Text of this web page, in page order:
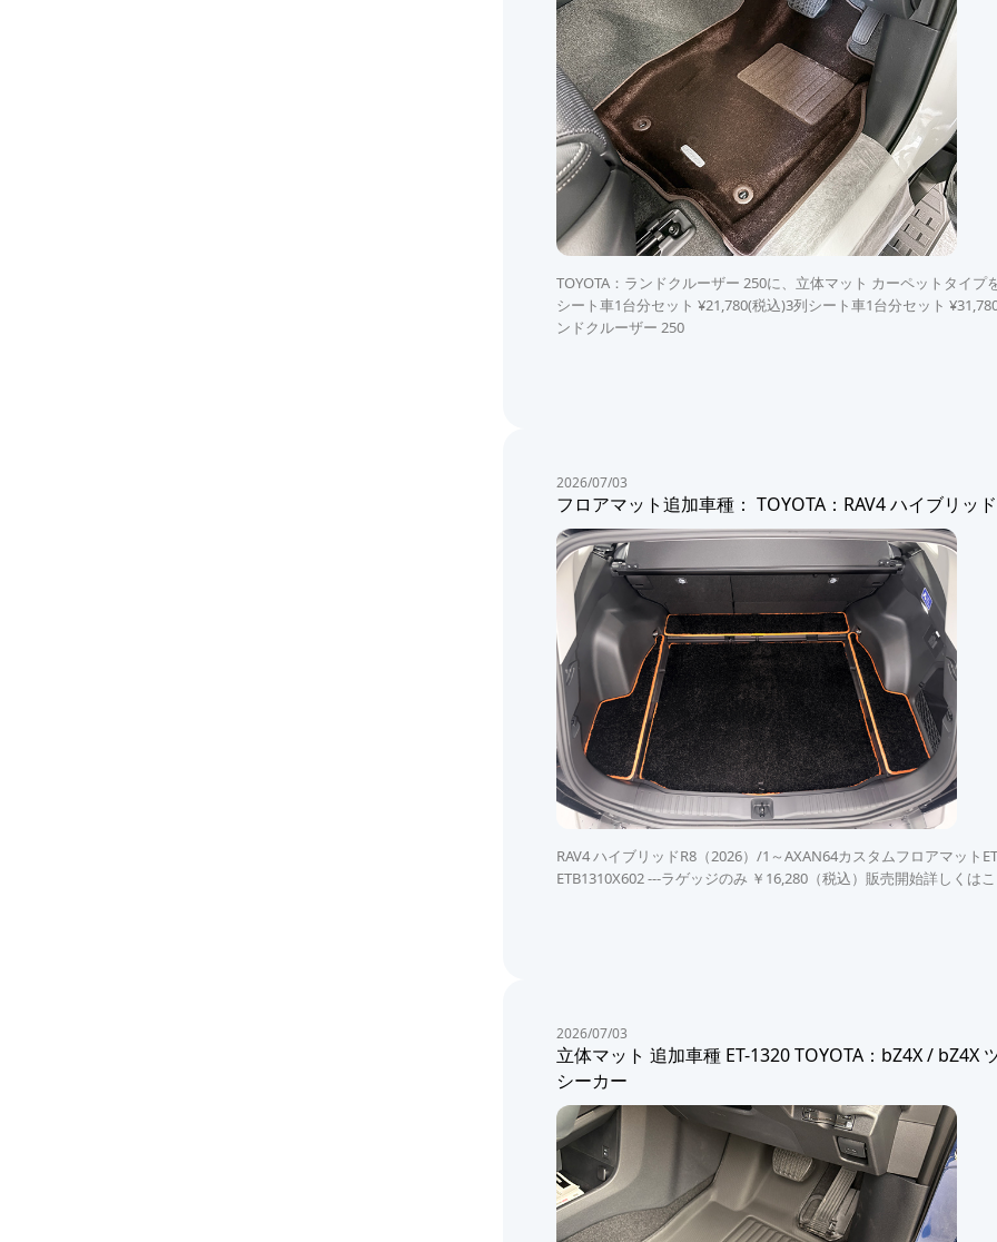
TOYOTA：ランドクルーザー 250に、立体マット カーペットタイ
シート車1台分セット ¥21,780(税込)3列シート車1台分セット
ンドクルーザー 250
2026/07/03
フロアマット追加車種： TOYOTA：RAV4 ハイブリッド
RAV4 ハイブリッドR8（2026）/1～AXAN64カスタムフロアマット
ETB1310X602 ---ラゲッジのみ ￥16,280（税込）販売開始詳しくは
2026/07/03
立体マット 追加車種 ET-1320 TOYOTA：bZ4X /
シーカー